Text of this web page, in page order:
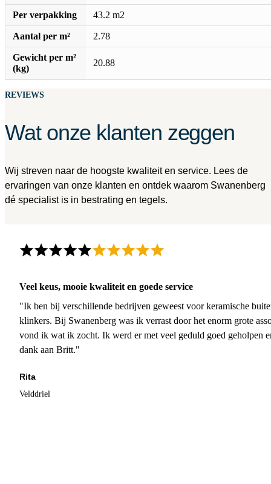
Per verpakking 43.2 m2
Aantal per m² 2.78
Gewicht per m²
(kg)
20.88
REVIEWS
Wat onze klanten zeggen
Wij streven naar de hoogste kwaliteit en service. Lees de
ervaringen van onze klanten en ontdek waarom Swanenberg
dé specialist is in bestrating en tegels.
Veel keus, mooie kwaliteit en goede service
"Ik ben bij verschillende bedrijven geweest voor keramische
klinkers. Bij Swanenberg was ik verrast door het enorm grote
vond ik wat ik zocht. Ik werd er met veel geduld goed geholpen
dank aan Britt."
Rita
Velddriel